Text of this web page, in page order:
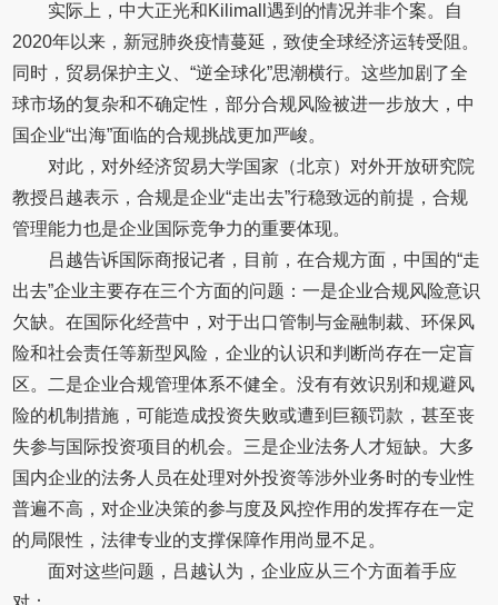
实际上，中大正光和Kilimall遇到的情况并非个案。自
2020年以来，新冠肺炎疫情蔓延，致使全球经济运转受阻。
同时，贸易保护主义、“逆全球化”思潮横行。这些加剧了全
球市场的复杂和不确定性，部分合规风险被进一步放大，中
国企业“出海”面临的合规挑战更加严峻。
对此，对外经济贸易大学国家（北京）对外开放研究院
教授吕越表示，合规是企业“走出去”行稳致远的前提，合规
管理能力也是企业国际竞争力的重要体现。
吕越告诉国际商报记者，目前，在合规方面，中国的“走
出去”企业主要存在三个方面的问题：一是企业合规风险意识
欠缺。在国际化经营中，对于出口管制与金融制裁、环保风
险和社会责任等新型风险，企业的认识和判断尚存在一定盲
区。二是企业合规管理体系不健全。没有有效识别和规避风
险的机制措施，可能造成投资失败或遭到巨额罚款，甚至丧
失参与国际投资项目的机会。三是企业法务人才短缺。大多
国内企业的法务人员在处理对外投资等涉外业务时的专业性
普遍不高，对企业决策的参与度及风控作用的发挥存在一定
的局限性，法律专业的支撑保障作用尚显不足。
面对这些问题，吕越认为，企业应从三个方面着手应